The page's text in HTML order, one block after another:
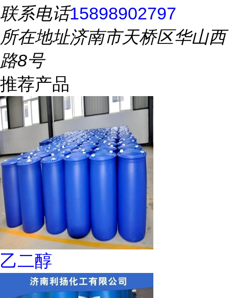
联系电话15898902797
所在地址济南市天桥区华山西
路8号
推荐产品
乙二醇